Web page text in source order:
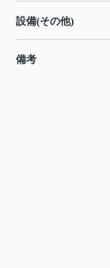
設備(その他)
備考